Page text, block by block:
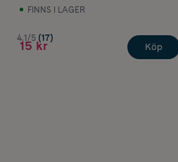
FINNS I LAGER
4.1/5 (17)
15 kr Köp